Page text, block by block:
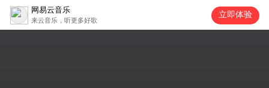
网易云音乐
来云音乐，听更多好歌
立即体验